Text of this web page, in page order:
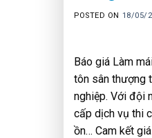
POSTED ON 18/05/
Báo giá Làm
tôn sân thượng
nghiệp. ​Với đội
cấp dịch vụ thi
ồn… Cam kết